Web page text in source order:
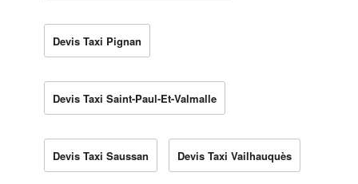
Devis Taxi Pignan
Devis Taxi Saint-Paul-Et-Valmalle
Devis Taxi Saussan Devis Taxi Vailhauquès